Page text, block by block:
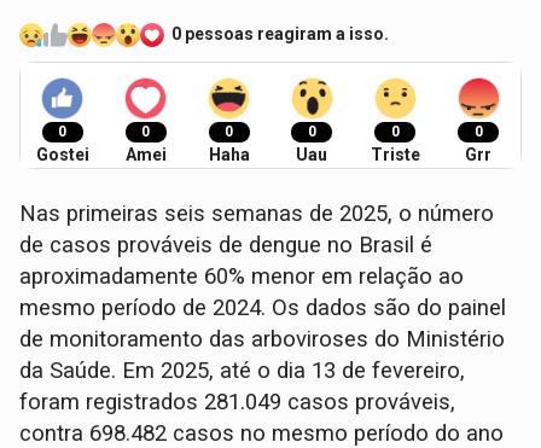
0 pessoas reagiram a isso.
0
Gostei
0
Amei
0
Haha
0
Uau
0
Triste
0
Grr
Nas primeiras seis semanas de 2025, o número
de casos prováveis de dengue no Brasil é
aproximadamente 60% menor em relação ao
mesmo período de 2024. Os dados são do painel
de monitoramento das arboviroses do Ministério
da Saúde. Em 2025, até o dia 13 de fevereiro,
foram registrados 281.049 casos prováveis,
contra 698.482 casos no mesmo período do ano